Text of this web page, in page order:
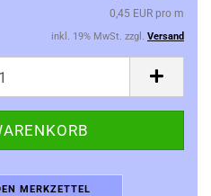
0,45 EUR pro m
inkl. 19% MwSt. zzgl. Versand
MERKZETTEL